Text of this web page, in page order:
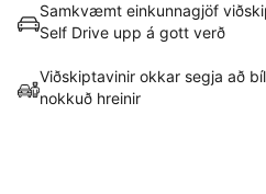
Samkvæmt einkunnagjöf
Self Drive upp á gott verð
Viðskiptavinir okkar segja að
nokkuð hreinir